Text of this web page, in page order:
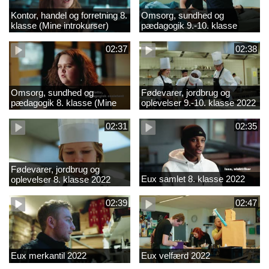
Kontor, handel og forretning 8.
klasse (Mine introkurser)
2022
Omsorg, sundhed og
pædagogik 9.-10. klasse
2022
02:37
Omsorg, sundhed og
pædagogik 8. klasse (Mine
introkurser) 2022
02:38
Fødevarer, jordbrug og
oplevelser 9.-10. klasse 2022
02:31
Fødevarer, jordbrug og
oplevelser 8. klasse 2022
02:35
Eux samlet 8. klasse 2022
02:39
Eux merkantil 2022
02:47
Eux velfærd 2022